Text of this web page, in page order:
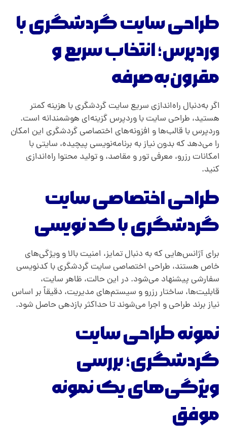
طراحی سایت گردشگری با
وردپرس؛ انتخاب سریع و
مقرون‌به‌صرفه
اگر به‌دنبال راه‌اندازی سریع سایت گردشگری با هزینه کمتر
هستید، طراحی سایت با وردپرس گزینه‌ای هوشمندانه است.
وردپرس با قالب‌ها و افزونه‌های اختصاصی گردشگری این امکان
را می‌دهد که بدون نیاز به برنامه‌نویسی پیچیده، سایتی با
امکانات رزرو، معرفی تور و مقاصد، و تولید محتوا راه‌اندازی
کنید.
طراحی اختصاصی سایت
گردشگری با کد نویسی
برای آژانس‌هایی که به دنبال تمایز، امنیت بالا و ویژگی‌های
خاص هستند، طراحی اختصاصی سایت گردشگری با کدنویسی
سفارشی پیشنهاد می‌شود. در این حالت، ظاهر سایت،
قابلیت‌ها، ساختار رزرو و سیستم‌های مدیریت، دقیقاً بر اساس
نیاز برند طراحی و اجرا می‌شوند تا حداکثر بازدهی حاصل شود.
نمونه طراحی سایت
گردشگری؛ بررسی
ویژگی‌های یک نمونه
موفق